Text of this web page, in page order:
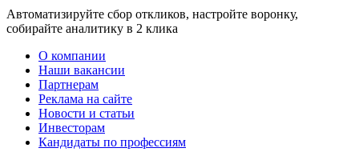
Автоматизируйте сбор откликов, настройте воронку,
собирайте аналитику в 2 клика
О компании
Наши вакансии
Партнерам
Реклама на сайте
Новости и статьи
Инвесторам
Кандидаты по профессиям